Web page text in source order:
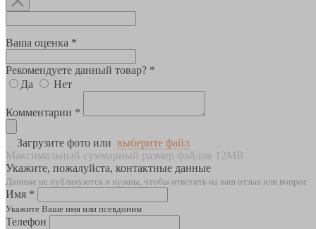
Ваша оценка *
Рекомендуете данный товар? *
Да
Нет
Комментарии *
Загрузите фото или выберите файл
Максимальный суммарный размер файлов 12MB
Укажите, пожалуйста, контактные данные
Данные не публикуются и нужны, чтобы ответить на ваш отзыв или вопрос
Имя *
Укажите Ваше имя или псевдоним
Телефон